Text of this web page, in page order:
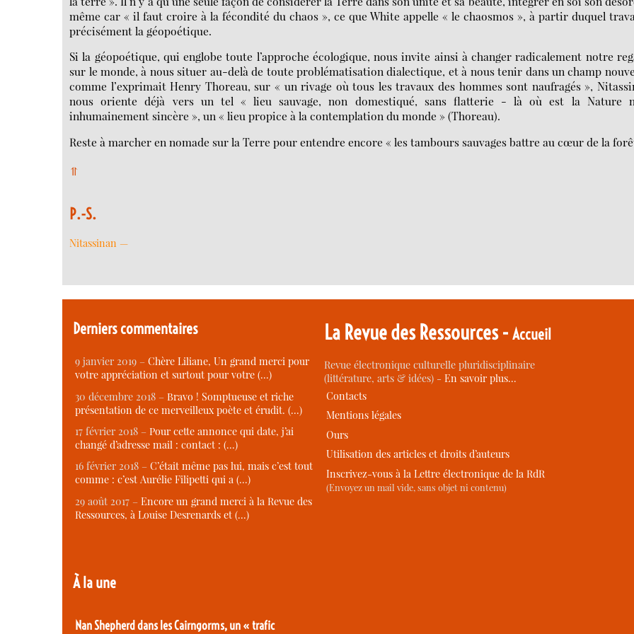
même car « il faut croire à la fécondité du chaos », ce que White appelle « le chaosmos », à partir duquel
précisément la géopoétique.
Si la géopoétique, qui englobe toute l’approche écologique, nous invite ainsi à changer radicalement notre
sur le monde, à nous situer au-delà de toute problématisation dialectique, et à nous tenir dans un champ
comme l’exprimait Henry Thoreau, sur « un rivage où tous les travaux des hommes sont naufragés »,
nous oriente déjà vers un tel « lieu sauvage, non domestiqué, sans flatterie - là où est la Nature
inhumainement sincère », un « lieu propice à la contemplation du monde » (Thoreau).
Reste à marcher en nomade sur la Terre pour entendre encore « les tambours sauvages battre au cœur de la
⥣
P.-S.
Nitassinan —
Derniers commentaires
9 janvier 2019 – Chère Liliane, Un grand merci pour
votre appréciation et surtout pour votre (…)
30 décembre 2018 – Bravo ! Somptueuse et riche
présentation de ce merveilleux poète et érudit. (…)
17 février 2018 – Pour cette annonce qui date, j’ai
changé d’adresse mail : contact : (…)
16 février 2018 – C’était même pas lui, mais c’est tout
comme : c’est Aurélie Filipetti qui a (…)
29 août 2017 – Encore un grand merci à la Revue des
Ressources, à Louise Desrenards et (…)
À la une
Nan Shepherd dans les Cairngorms, un « trafic
La Revue des Ressources -Accueil
Revue électronique culturelle pluridisciplinaire
(littérature, arts & idées) -En savoir plus…
Contacts
Mentions légales
Ours
Utilisation des articles et droits d’auteurs
Inscrivez-vous à la Lettre électronique de la RdR
(Envoyez un mail vide, sans objet ni contenu)